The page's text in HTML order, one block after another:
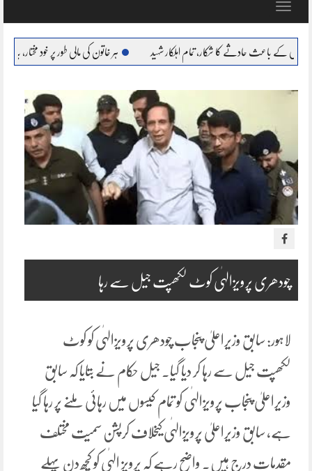
Toggle
کا شکار، تمام اہلکار شہید ہر خاتون کی مالی طور پر خود مختار، بااحتیار بنانا ہمارا عزم :
چودھری پرویزالہٰی کوٹ لکھپت جیل سے رہا
لاہور: سابق وزیراعلیٰ پنجاب چودھری پرویزالہٰی کو کوٹ
لکھپت جیل سے رہا کر دیا گیا۔ جیل حکام نے بتایا کہ سابق
وزیراعلیٰ پنجاب پرویزالہٰی کو تمام کیسوں میں رہائی ملنے پر رہا گیا
ہے، سابق وزیراعلیٰ پرویزالہٰی کیخلاف کرپشن سمیت مختلف
مقدمات درج ہیں۔ واضح رہے کہ پرویز الہٰی کو کچھ دن پہلے